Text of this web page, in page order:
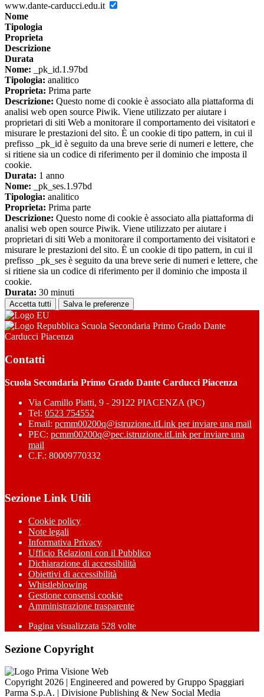
www.dante-carducci.edu.it
Nome
Tipologia
Proprieta
Descrizione
Durata
Nome: _pk_id.1.97bd
Tipologia: analitico
Proprieta: Prima parte
Descrizione: Questo nome di cookie è associato alla piattaforma di
analisi web open source Piwik. Viene utilizzato per aiutare i
proprietari di siti Web a monitorare il comportamento dei visitatori e
misurare le prestazioni del sito. È un cookie di tipo pattern, in cui il
prefisso _pk_id è seguito da una breve serie di numeri e lettere, che
si ritiene sia un codice di riferimento per il dominio che imposta il
cookie.
Durata: 1 anno
Nome: _pk_ses.1.97bd
Tipologia: analitico
Proprieta: Prima parte
Descrizione: Questo nome di cookie è associato alla piattaforma di
analisi web open source Piwik. Viene utilizzato per aiutare i
proprietari di siti Web a monitorare il comportamento dei visitatori e
misurare le prestazioni del sito. È un cookie di tipo pattern, in cui il
prefisso _pk_ses è seguito da una breve serie di numeri e lettere, che
si ritiene sia un codice di riferimento per il dominio che imposta il
cookie.
Durata: 30 minuti
Accetta tutti Salva le preferenze
Scuola Secondaria Primo Grado Dante
Carducci Piacenza
Contatti
Scuola Secondaria Primo Grado Dante Carducci Piacenza
Via Camillo Piatti, 9 - 29122 PIACENZA (PC)
Tel: 0523 754552
Email: pcmm00200q@istruzione.itLink per inviare una mail
PEC: pcmm00200q@pec.istruzione.itLink per inviare una
mail
C.F.: 80009770332
Sezione Link Utili
Cookie policy
Note legali
Informativa Privacy
Ufficio Relazioni con il Pubblico
Dichiarazione di accessibilità
Obiettivi di accessibilità
Whistleblowing
Gestione consensi cookie
Amministrazione trasparente
Pagina visualizzata 528 volte
Sezione Copyright
Copyright 2026 | Engineered and powered by Gruppo Spaggiari
Parma S.p.A. | Divisione Publishing & New Social Media